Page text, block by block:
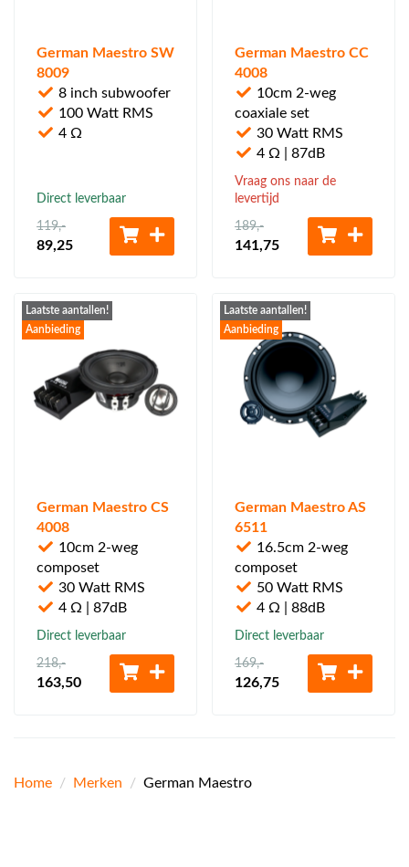
German Maestro SW
8009
8 inch subwoofer
100 Watt RMS
4 Ω
Direct leverbaar
119,-
89,25
German Maestro CC
4008
10cm 2-weg
coaxiale set
30 Watt RMS
4 Ω | 87dB
Vraag ons naar de
levertijd
189,-
141,75
Laatste aantallen!
Aanbieding
German Maestro CS
4008
10cm 2-weg
composet
30 Watt RMS
4 Ω | 87dB
Direct leverbaar
218,-
163,50
Laatste aantallen!
Aanbieding
German Maestro AS
6511
16.5cm 2-weg
composet
50 Watt RMS
4 Ω | 88dB
Direct leverbaar
169,-
126,75
Home / Merken / German Maestro